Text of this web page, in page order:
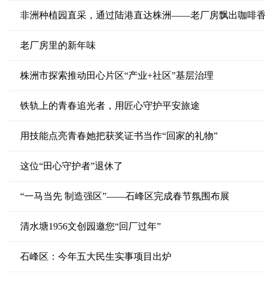
非洲种植园直采，通过陆港直达株洲——老厂房飘出咖啡
老厂房里的新年味
株洲市探索推动田心片区“产业+社区”基层治理
铁轨上的青春追光者，用匠心守护平安旅途
用技能点亮青春她把获奖证书当作“回家的礼物”
这位“田心守护者”退休了
“一马当先 制造强区”——石峰区完成春节氛围布展
清水塘1956文创园邀您“回厂过年”
石峰区：今年五大民生实事项目出炉